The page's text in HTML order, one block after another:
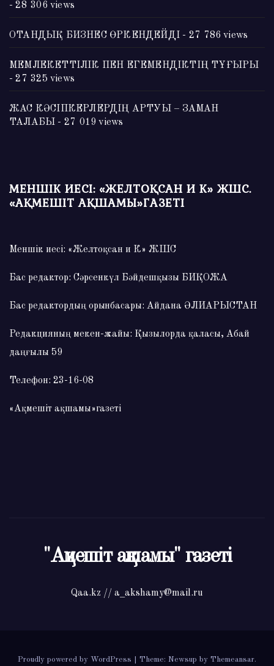
- 28 306 views
ОТАНДЫҚ БИЗНЕС ӨРКЕНДЕЙДІ - 27 786 views
МЕМЛЕКЕТТІЛІК ПЕН ЕГЕМЕНДІКТІҢ ТҰҒЫРЫ
- 27 325 views
ЖАС КӘСІПКЕРЛЕРДІҢ АРТУЫ – ЗАМАН
ТАЛАБЫ - 27 019 views
МЕНШІК ИЕСІ: «ЖЕЛТОҚСАН И К» ЖШС.
«АҚМЕШІТ АҚШАМЫ»ГАЗЕТІ
Меншік иесі: «Желтоқсан и К» ЖШС
Бас редактор: Сәрсенкүл Бәйдешқызы БИҚОЖА
Бас редактордың орынбасары: Айдана ӘЛИАРЫСТАН
Редакцияның мекен-жайы: Қызылорда қаласы, Абай
даңғылы 59
Телефон: 23-16-08
«Ақмешіт ақшамы»газеті
"Ақмешіт ақшамы" газеті
Qaa.kz // a_akshamy@mail.ru
Proudly powered by WordPress Theme: Newsup by Themeansar.